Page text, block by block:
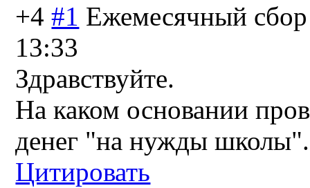
+4 #1 Ежемесячный сбор
13:33
Здравствуйте.
На каком основании
денег "на нужды школы".
Цитировать